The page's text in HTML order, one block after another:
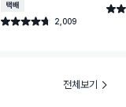
택배배송
별점 4.7점 2,009
건 작성
별점
전체보기